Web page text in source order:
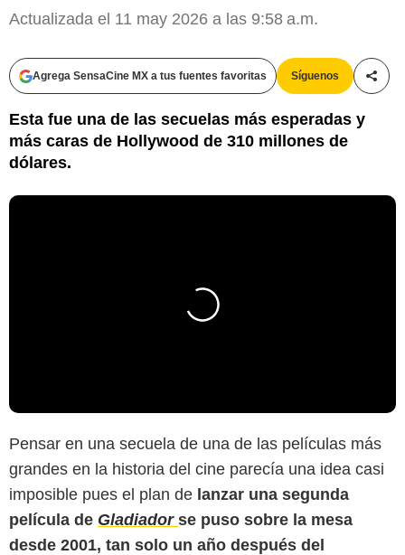
Actualizada el 11 may 2026 a las 9:58 a.m.
Agrega SensaCine MX a tus fuentes favoritas Síguenos
Esta fue una de las secuelas más esperadas y
más caras de Hollywood de 310 millones de
dólares.
Pensar en una secuela de una de las películas más
grandes en la historia del cine parecía una idea casi
imposible pues el plan de lanzar una segunda
película de Gladiador se puso sobre la mesa
desde 2001, tan solo un año después del